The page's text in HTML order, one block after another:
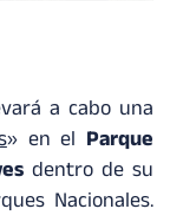
a cabo una
» en el Parque
dentro de su
Nacionales.